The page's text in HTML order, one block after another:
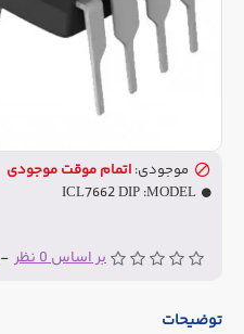
بر اساس 0 نظر -
موجودی: اتمام موقت موجودی
MODEL:
ICL7662 DIP
توضیحات